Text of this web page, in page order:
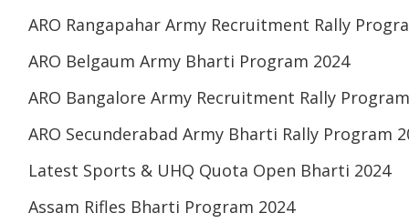
ARO Rangapahar Army Recruitment Rally
ARO Belgaum Army Bharti Program 2024
ARO Bangalore Army Recruitment Rally
ARO Secunderabad Army Bharti Rally Program
Latest Sports & UHQ Quota Open Bharti 2024
Assam Rifles Bharti Program 2024